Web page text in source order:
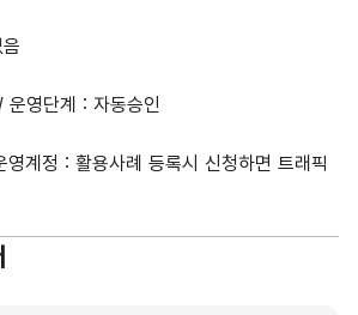
영단계 : 자동승인
계정 : 활용사례 등록시 신청하면 트래픽